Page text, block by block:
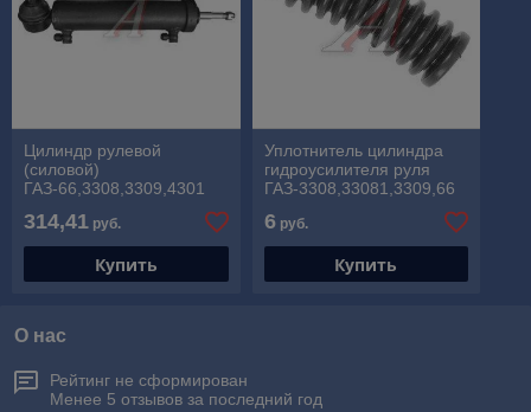
Цилиндр рулевой
(силовой)
ГАЗ-66,3308,3309,4301
314,41 руб.
Купить
Уплотнитель цилиндра
гидроусилителя руля
ГАЗ-3308,33081,3309,66
6руб.
Купить
О нас
Рейтинг не сформирован
Менее 5 отзывов за последний год